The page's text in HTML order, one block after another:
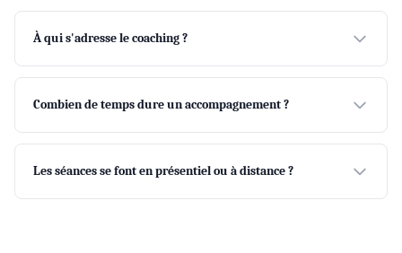
À qui s'adresse le coaching ?
Combien de temps dure un accompagnement ?
Les séances se font en présentiel ou à distance ?